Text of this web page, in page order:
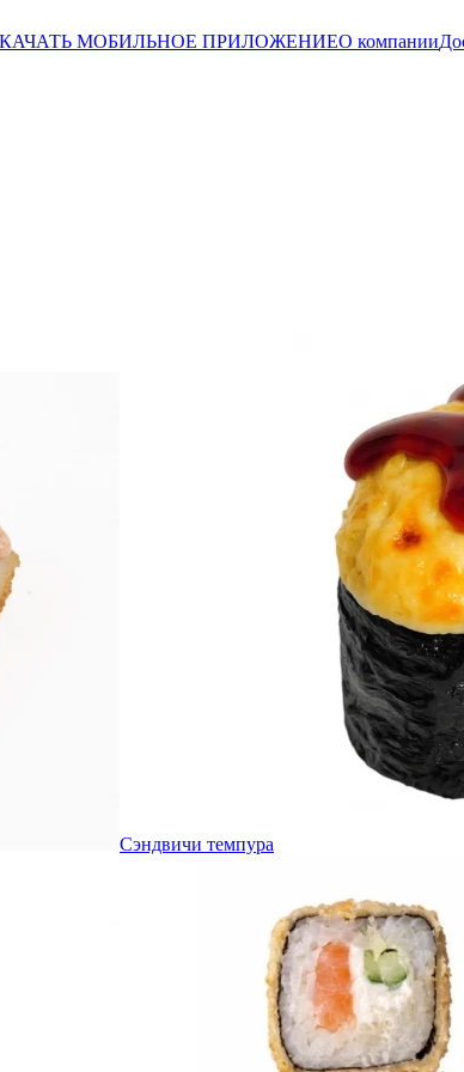
МОБИЛЬНОЕ ПРИЛОЖЕНИЕО компании
Сэндвичи темпура